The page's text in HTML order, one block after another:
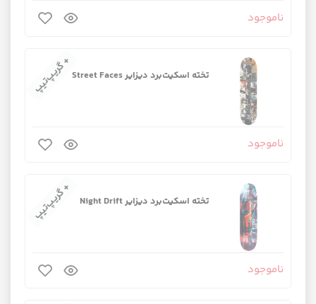
ناموجود
تخته اسکیت‌برد دیزایر Street Faces
ناموجود
+ گریپ‌تیپ
تخته اسکیت‌برد دیزایر Night Drift
ناموجود
+ گریپ‌تیپ